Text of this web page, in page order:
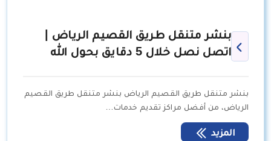
بنشر متنقل طريق القصيم الرياض |
اتصل نصل خلال 5 دقايق بحول الله
بنشر متنقل طريق القصيم الرياض بنشر متنقل طريق القصيم
الرياض، من أفضل مراكز تقديم خدمات…
المزيد